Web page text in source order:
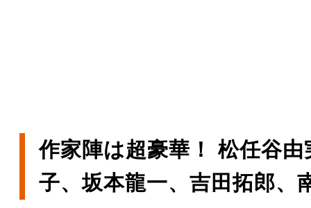
作家陣は超豪華！ 松任谷由
子、坂本龍一、吉田拓郎、